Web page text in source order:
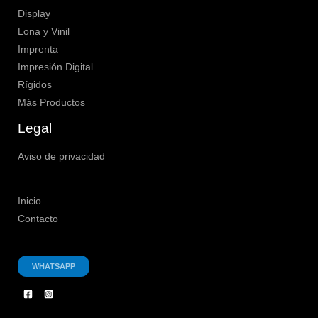
Display
Lona y Vinil
Imprenta
Impresión Digital
Rígidos
Más Productos
Legal
Aviso de privacidad
Inicio
Contacto
WHATSAPP